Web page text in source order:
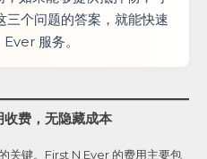
三个问题的答案，就能快速
服务。
费，无隐藏成本
关键。First N Ever 的费用主要包